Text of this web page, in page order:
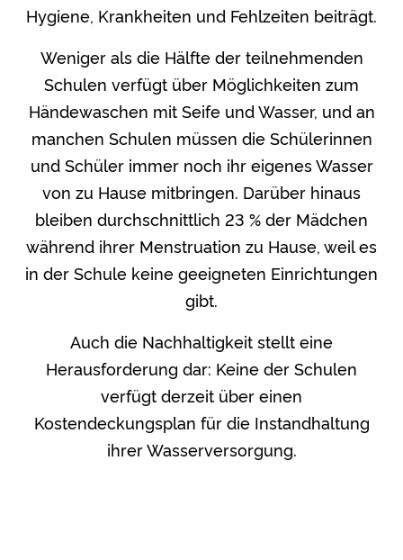
Hygiene, Krankheiten und Fehlzeiten beiträgt.
Weniger als die Hälfte der teilnehmenden
Schulen verfügt über Möglichkeiten zum
Händewaschen mit Seife und Wasser, und an
manchen Schulen müssen die Schülerinnen
und Schüler immer noch ihr eigenes Wasser
von zu Hause mitbringen. Darüber hinaus
bleiben durchschnittlich 23 % der Mädchen
während ihrer Menstruation zu Hause, weil es
in der Schule keine geeigneten Einrichtungen
gibt.
Auch die Nachhaltigkeit stellt eine
Herausforderung dar: Keine der Schulen
verfügt derzeit über einen
Kostendeckungsplan für die Instandhaltung
ihrer Wasserversorgung.